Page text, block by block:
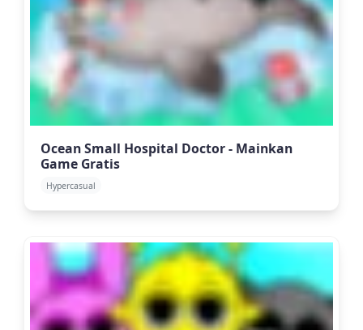
Ocean Small Hospital Doctor - Mainkan
Game Gratis
Hypercasual